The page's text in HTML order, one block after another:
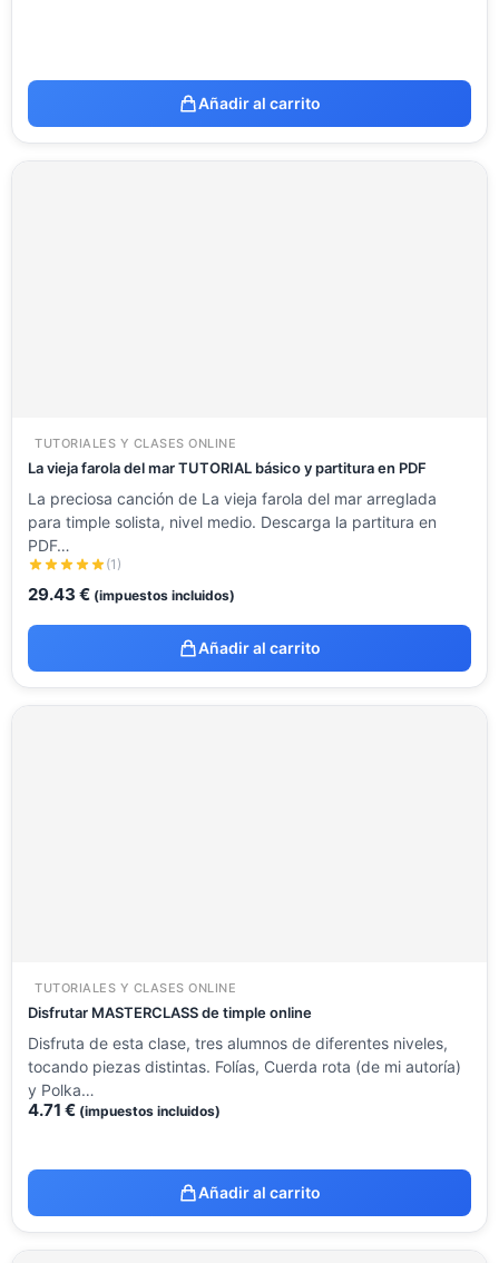
Añadir al carrito
TUTORIALES Y CLASES ONLINE
La vieja farola del mar TUTORIAL básico y partitura en PDF
La preciosa canción de La vieja farola del mar arreglada
para timple solista, nivel medio. Descarga la partitura en
PDF…
(1)
29.43 € (impuestos incluidos)
Añadir al carrito
TUTORIALES Y CLASES ONLINE
Disfrutar MASTERCLASS de timple online
Disfruta de esta clase, tres alumnos de diferentes niveles,
tocando piezas distintas. Folías, Cuerda rota (de mi autoría)
y Polka…
4.71 € (impuestos incluidos)
Añadir al carrito